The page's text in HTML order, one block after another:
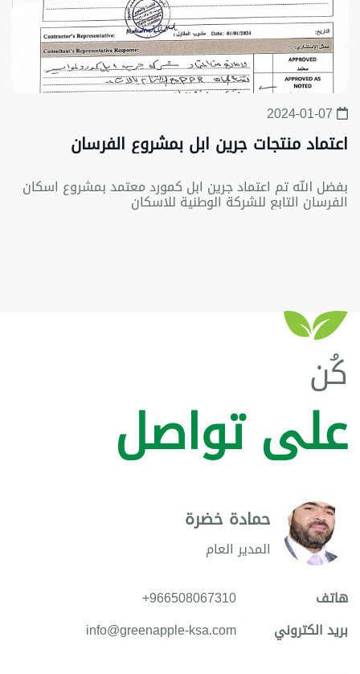
2024-01-07
اعتماد منتجات جرين ابل بمشروع الفرسان
بفضل الله تم اعتماد جرين ابل كمورد معتمد بمشروع اسكان
الفرسان التابع للشركة الوطنية للاسكان
كُن
على تواصل
حمادة خضرة
المدير العام
هاتف
+966508067310
بريد الكتروني
info@greenapple-ksa.com